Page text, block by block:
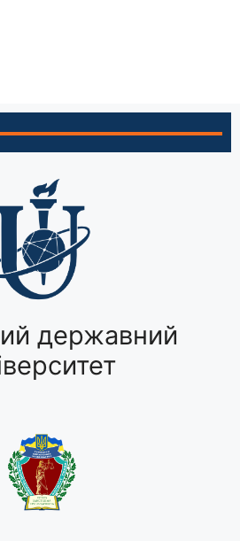
державний